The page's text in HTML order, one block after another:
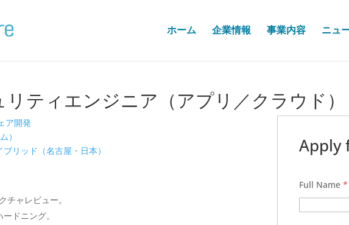
ホーム 企業情報 事業内容 ニュ
ティエンジニア（アプリ／クラウド）
ア開発
）
リッド（名古屋・日本）
チャレビュー。
ドニング。
Apply
Full Name *